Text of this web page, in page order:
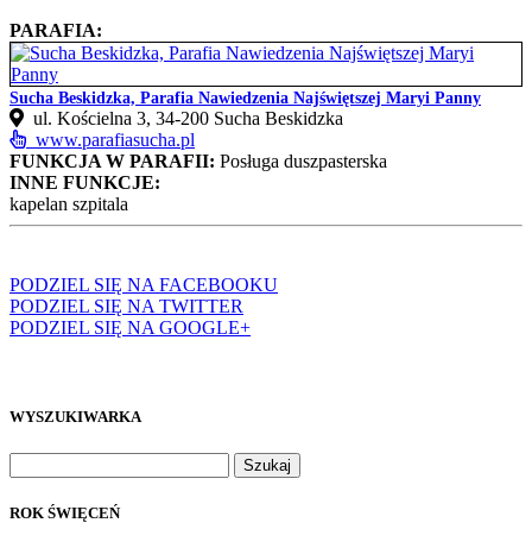
PARAFIA:
Sucha Beskidzka, Parafia Nawiedzenia Najświętszej Maryi Panny
ul. Kościelna 3, 34-200 Sucha Beskidzka
www.parafiasucha.pl
FUNKCJA W PARAFII: Posługa duszpasterska
INNE FUNKCJE:
kapelan szpitala
PODZIEL SIĘ NA FACEBOOKU
PODZIEL SIĘ NA TWITTER
PODZIEL SIĘ NA GOOGLE+
WYSZUKIWARKA
ROK ŚWIĘCEŃ